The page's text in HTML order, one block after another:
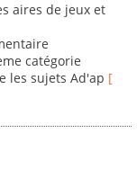
aires de jeux et
catégorie
les sujets Ad'ap [